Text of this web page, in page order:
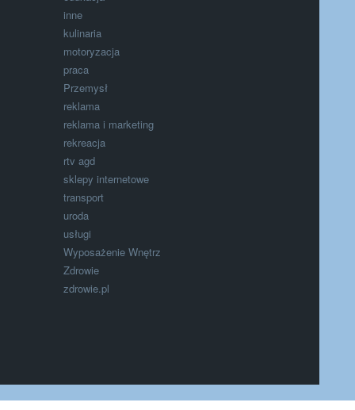
inne
kulinaria
motoryzacja
praca
Przemysł
reklama
reklama i marketing
rekreacja
rtv agd
sklepy internetowe
transport
uroda
usługi
Wyposażenie Wnętrz
Zdrowie
zdrowie.pl